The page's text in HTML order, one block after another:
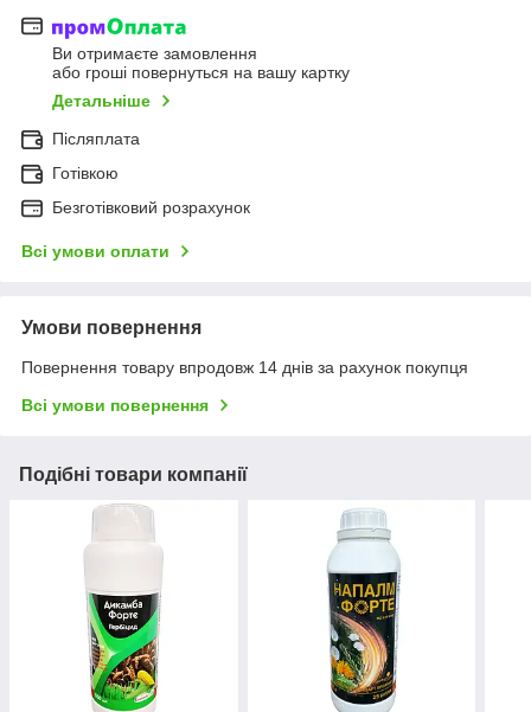
Ви отримаєте замовлення
або гроші повернуться на вашу картку
Детальніше
Післяплата
Готівкою
Безготівковий розрахунок
Всі умови оплати
Умови повернення
Повернення товару впродовж 14 днів за рахунок покупця
Всі умови повернення
Подібні товари компанії